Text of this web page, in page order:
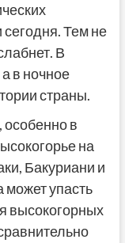
Тем не
В
в ночное
страны.
в
на
Бакуриани и
упасть
высокогорных